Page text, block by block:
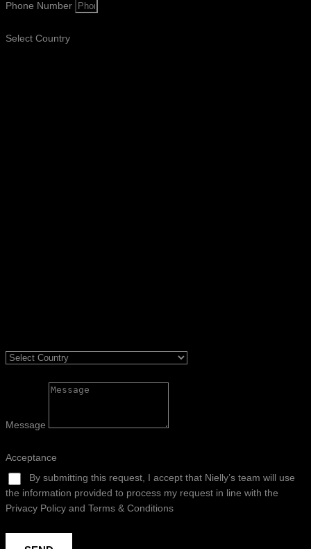
Phone Number
Select Country
Message
Acceptance
By submitting this request, I accept that Nielly’s team will use
the information provided to process my request in line with the
Privacy Policy and Terms & Conditions